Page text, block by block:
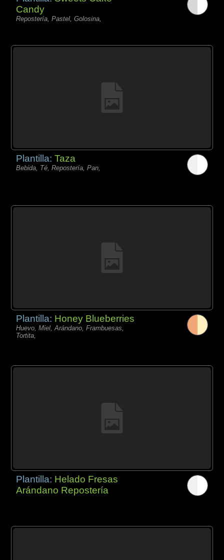
Candy
Repostería, Pastel, Golosina,
Plantilla:Taza
Bebida, Té, Repostería, Pan,
Plantilla: Honey Blueberries
Huevo, Miel, Arándano, Frambuesas,
Tortita,
Plantilla: Helado Fresas
Arándano Repostería